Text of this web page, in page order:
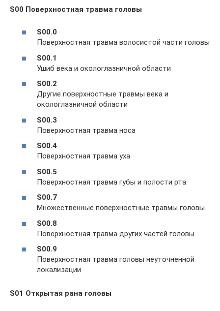
S00 Поверхностная травма головы
S00.0
Поверхностная травма волосистой части головы
S00.1
Ушиб века и окологлазничной области
S00.2
Другие поверхностные травмы века и
окологлазничной области
S00.3
Поверхностная травма носа
S00.4
Поверхностная травма уха
S00.5
Поверхностная травма губы и полости рта
S00.7
Множественные поверхностные травмы головы
S00.8
Поверхностная травма других частей головы
S00.9
Поверхностная травма головы неуточненной
локализации
S01 Открытая рана головы